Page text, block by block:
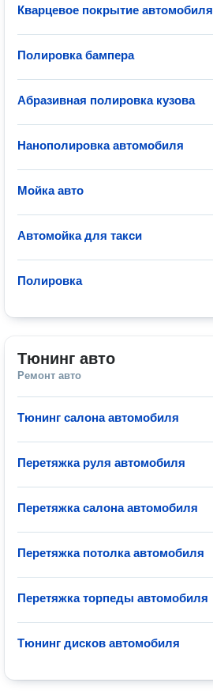
Кварцевое покрытие автомобиля
Полировка бампера
Абразивная полировка кузова
Нанополировка автомобиля
Мойка авто
Автомойка для такси
Полировка
Тюнинг авто
Ремонт авто
Тюнинг салона автомобиля
Перетяжка руля автомобиля
Перетяжка салона автомобиля
Перетяжка потолка автомобиля
Перетяжка торпеды автомобиля
Тюнинг дисков автомобиля